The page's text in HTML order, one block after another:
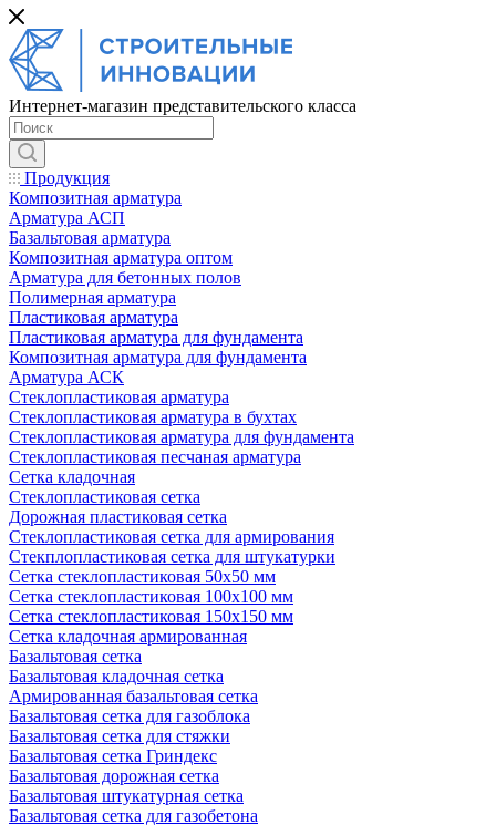
Интернет-магазин представительского класса
Продукция
Композитная арматура
Арматура АСП
Базальтовая арматура
Композитная арматура оптом
Арматура для бетонных полов
Полимерная арматура
Пластиковая арматура
Пластиковая арматура для фундамента
Композитная арматура для фундамента
Арматура АСК
Cтеклопластиковая арматура
Стеклопластиковая арматура в бухтах
Стеклопластиковая арматура для фундамента
Стеклопластиковая песчаная арматура
Сетка кладочная
Стеклопластиковая сетка
Дорожная пластиковая сетка
Стеклопластиковая сетка для армирования
Стекплопластиковая сетка для штукатурки
Сетка стеклопластиковая 50x50 мм
Сетка стеклопластиковая 100x100 мм
Сетка стеклопластиковая 150x150 мм
Сетка кладочная армированная
Базальтовая сетка
Базальтовая кладочная сетка
Армированная базальтовая сетка
Базальтовая сетка для газоблока
Базальтовая сетка для стяжки
Базальтовая сетка Гриндекс
Базальтовая дорожная сетка
Базальтовая штукатурная сетка
Базальтовая сетка для газобетона